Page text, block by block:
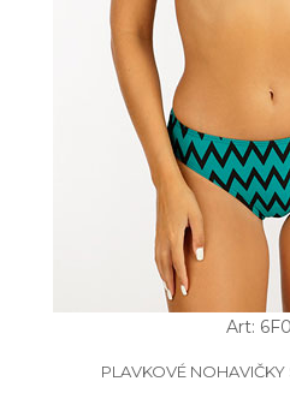
Art:
PLAVKOVÉ NOHAVIČKY